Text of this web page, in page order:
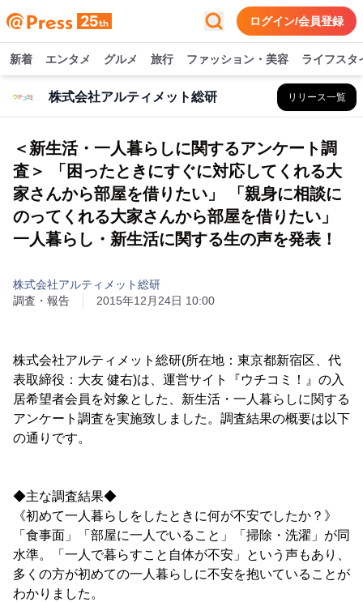
ログイン/会員登録
新着 エンタメ グルメ 旅行 ファッション・美容 ライフスタ
株式会社アルティメット総研 リリース一覧
＜新生活・一人暮らしに関するアンケート調
査＞ 「困ったときにすぐに対応してくれる大
家さんから部屋を借りたい」 「親身に相談に
のってくれる大家さんから部屋を借りたい」
一人暮らし・新生活に関する生の声を発表！
株式会社アルティメット総研
調査・報告
2015年12月24日 10:00
株式会社アルティメット総研(所在地：東京都新宿区、代
表取締役：大友 健右)は、運営サイト『ウチコミ！』の入
居希望者会員を対象とした、新生活・一人暮らしに関する
アンケート調査を実施致しました。調査結果の概要は以下
の通りです。
◆主な調査結果◆
《初めて一人暮らしをしたときに何が不安でしたか？》
「食事面」「部屋に一人でいること」「掃除・洗濯」が同
水準。「一人で暮らすこと自体が不安」という声もあり、
多くの方が初めての一人暮らしに不安を抱いていることが
わかりました。